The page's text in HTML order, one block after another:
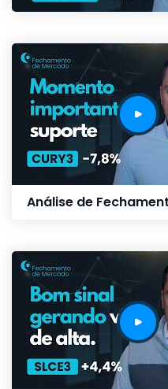
Análise de